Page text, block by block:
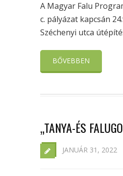
A Magyar Falu
c. pályázat kapcsán
Széchenyi utca
BŐVEBBEN
„TANYA-ÉS
JANUÁR 31, 2022